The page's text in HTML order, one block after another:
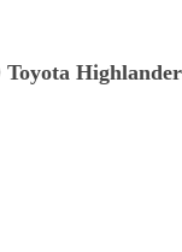
Toyota Highlander